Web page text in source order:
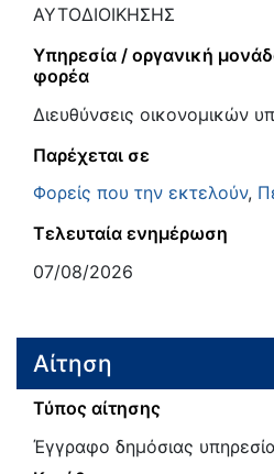
ΑΥΤΟΔΙΟΙΚΗΣΗΣ
Υπηρεσία / οργανική
φορέα
Διευθύνσεις οικονομικών
Παρέχεται σε
Φορείς που την εκτελούν,
Τελευταία ενημέρωση
07/08/2026
Αίτηση
Τύπος αίτησης
Έγγραφο δημόσιας